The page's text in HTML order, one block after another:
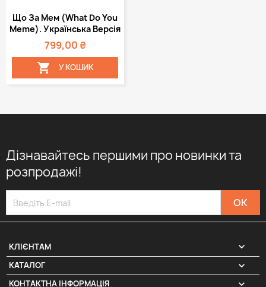
Що За Мем (What Do You
Meme). Українська Версія
799,00 ₴
 У КОШИК
Дізнавайтесь першими про новинки та
розпродажі!
КЛІЄНТАМ 
КАТАЛОГ 
КОНТАКТНА ІНФОРМАЦІЯ keyboard_arrow_down